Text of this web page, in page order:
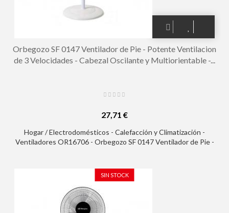
Orbegozo SF 0147 Ventilador de Pie - Potente Ventilacion
de 3 Velocidades - Cabezal Oscilante y Multiorientable -...
27,71 €
Hogar / Electrodomésticos - Calefacción y Climatización -
Ventiladores OR16706 - Orbegozo SF 0147 Ventilador de Pie -
SIN STOCK